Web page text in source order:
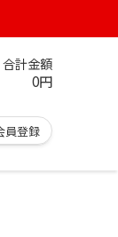
合計金額
0円
員登録